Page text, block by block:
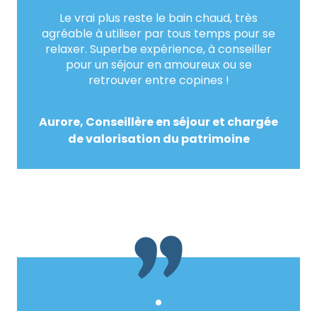
Le vrai plus reste le bain chaud, très
agréable à utiliser par tous temps pour se
relaxer. Superbe expérience, à conseiller
pour un séjour en amoureux ou se
retrouver entre copines !
Aurore, Conseillère en séjour et chargée
de valorisation du patrimoine